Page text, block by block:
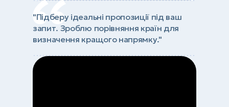
"Підберу ідеальні пропозиції під ваш
запит. Зроблю порівняння країн для
визначення кращого напрямку."